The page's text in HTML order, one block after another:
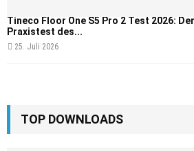
Tineco Floor One S5 Pro 2 Test 2026:
Praxistest des...
25. Juli 2026
TOP DOWNLOADS